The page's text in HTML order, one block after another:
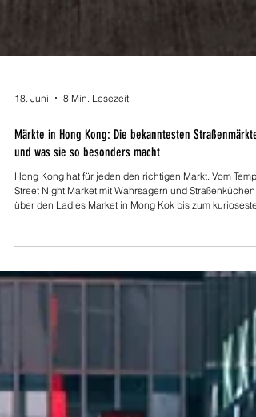
18. Juni 8 Min. Lesezeit
Märkte in Hong Kong: Die bekanntesten Straßenmärkte
und was sie so besonders macht
bekanntesten Straßenmärkte Hong Kongs genauer
angeschaut und zeige, was sie ausmacht und warum sie